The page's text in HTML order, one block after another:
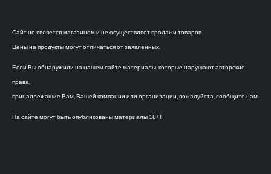
Сайт не является магазином и не осуществляет продажи товаров.
Цены на продукты могут отличаться от заявленных.
Если Вы обнаружили на нашем сайте материалы, которые нарушают авторские
права,
принадлежащие Вам, Вашей компании или организации, пожалуйста, сообщите нам.
На сайте могут быть опубликованы материалы 18+!